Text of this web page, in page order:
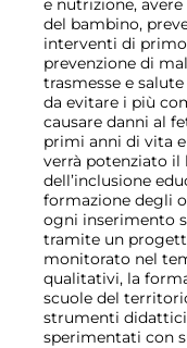
e nutrizione,
del bambino,
interventi di
prevenzione di
trasmesse e
da evitare i più
causare danni al
primi anni di vita
verrà potenziato
dell’inclusione
formazione degli
ogni inserimento
tramite un
monitorato nel
qualitativi, la
scuole del
strumenti
sperimentati con